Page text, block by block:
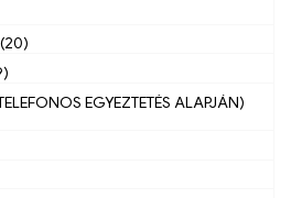
EGYEZTETÉS ALAPJÁN)